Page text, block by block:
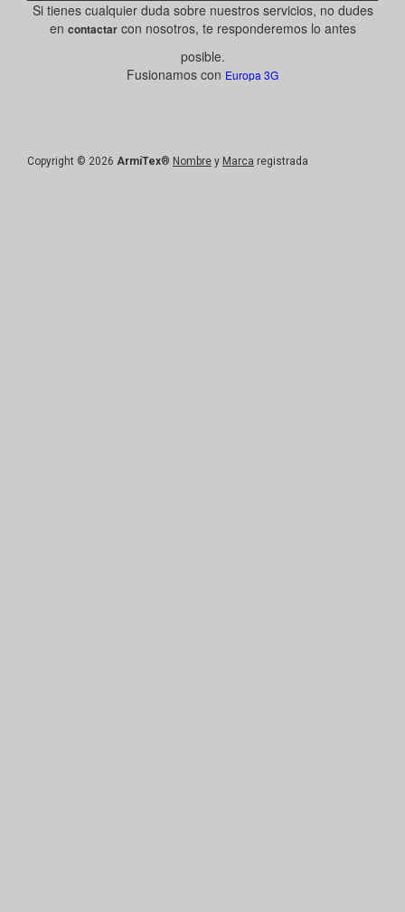
Si tienes cualquier duda sobre nuestros servicios, no dudes
en contactarcon nosotros, te responderemos lo antes
posible.
Fusionamos con Europa 3G
Copyright © 2026 ArmiTex® Nombre y Marca registrada